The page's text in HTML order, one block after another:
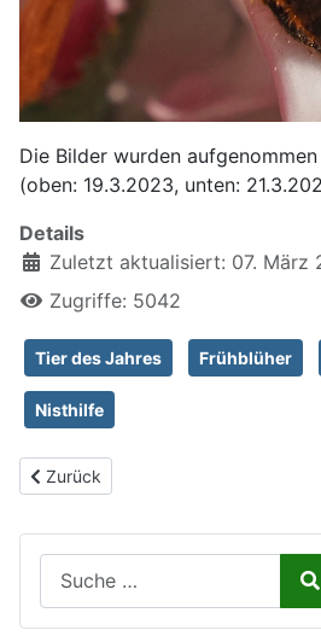
Die Bilder wurden
(oben: 19.3.2023, unten:
Details
Zuletzt aktualisiert: 07. März
Zugriffe: 5042
Tier des Jahres Frühblüher
Nisthilfe
Vorheriger Beitrag: Mai-
Zurück